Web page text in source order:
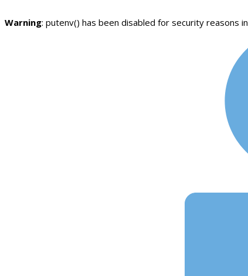
Warning: putenv() has been disabled for security reasons in